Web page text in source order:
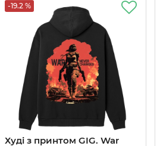
-19.2 %
Худі з принтом GIG. War